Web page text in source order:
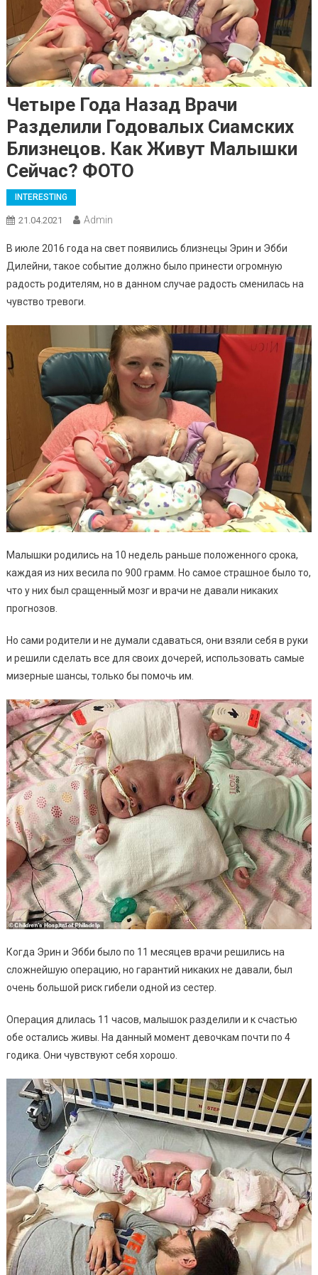
Четыре Года Назад Врачи
Разделили Годовалых Сиамских
Близнецов. Как Живут Малышки
Сейчас? ФОТО
INTERESTING
21.04.2021 Admin
В июле 2016 года на свет появились близнецы Эрин и Эбби
Дилейни, такое событие должно было принести огромную
радость родителям, но в данном случае радость сменилась на
чувство тревоги.
Малышки родились на 10 недель раньше положенного срока,
каждая из них весила по 900 грамм. Но самое страшное было то,
что у них был сращенный мозг и врачи не давали никаких
прогнозов.
Но сами родители и не думали сдаваться, они взяли себя в руки
и решили сделать все для своих дочерей, использовать самые
мизерные шансы, только бы помочь им.
Когда Эрин и Эбби было по 11 месяцев врачи решились на
сложнейшую операцию, но гарантий никаких не давали, был
очень большой риск гибели одной из сестер.
Операция длилась 11 часов, малышок разделили и к счастью
обе остались живы. На данный момент девочкам почти по 4
годика. Они чувствуют себя хорошо.